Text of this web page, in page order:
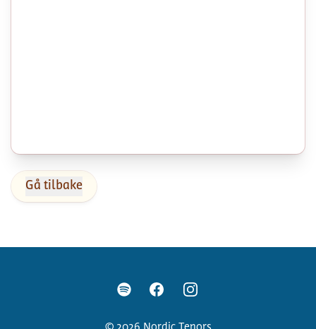
Gå tilbake
SpotifyFacebookInstagram